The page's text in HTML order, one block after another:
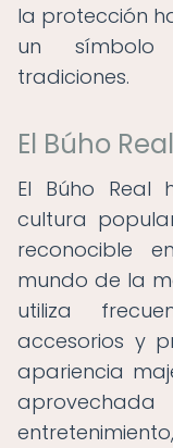
la protección
un símbolo
tradiciones.
El Búho
El Búho
cultura
reconocible
mundo de la
utiliza
accesorios y
apariencia